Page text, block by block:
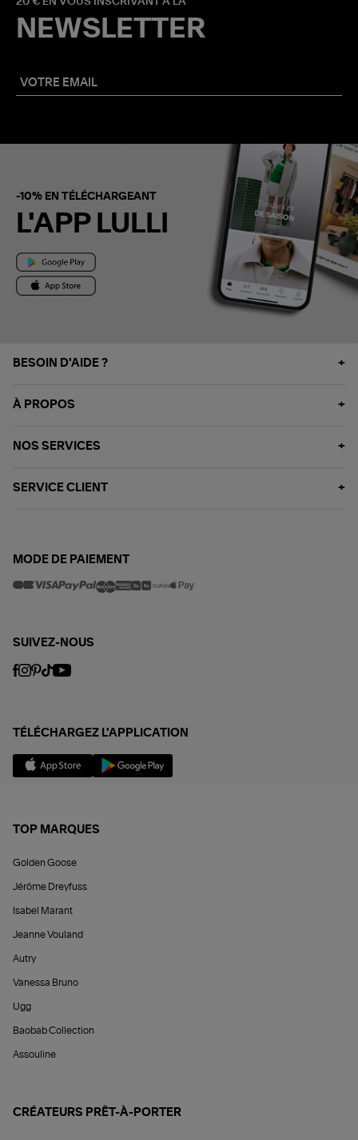
NEWSLETTER
-10% EN TÉLÉCHARGEANT
L'APP LULLI
BESOIN D'AIDE ?
À PROPOS
NOS SERVICES
SERVICE CLIENT
MODE DE PAIEMENT
SUIVEZ-NOUS
TÉLÉCHARGEZ L'APPLICATION
TOP MARQUES
Golden Goose
Jérôme Dreyfuss
Isabel Marant
Jeanne Vouland
Autry
Vanessa Bruno
Ugg
Baobab Collection
Assouline
CRÉATEURS PRÊT-À-PORTER